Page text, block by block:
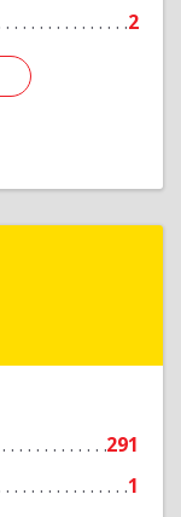
2
291
1
Подробнее